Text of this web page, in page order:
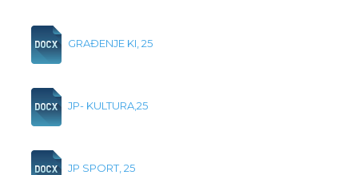
GRAĐENJE KI, 25
JP- KULTURA,25
JP SPORT, 25